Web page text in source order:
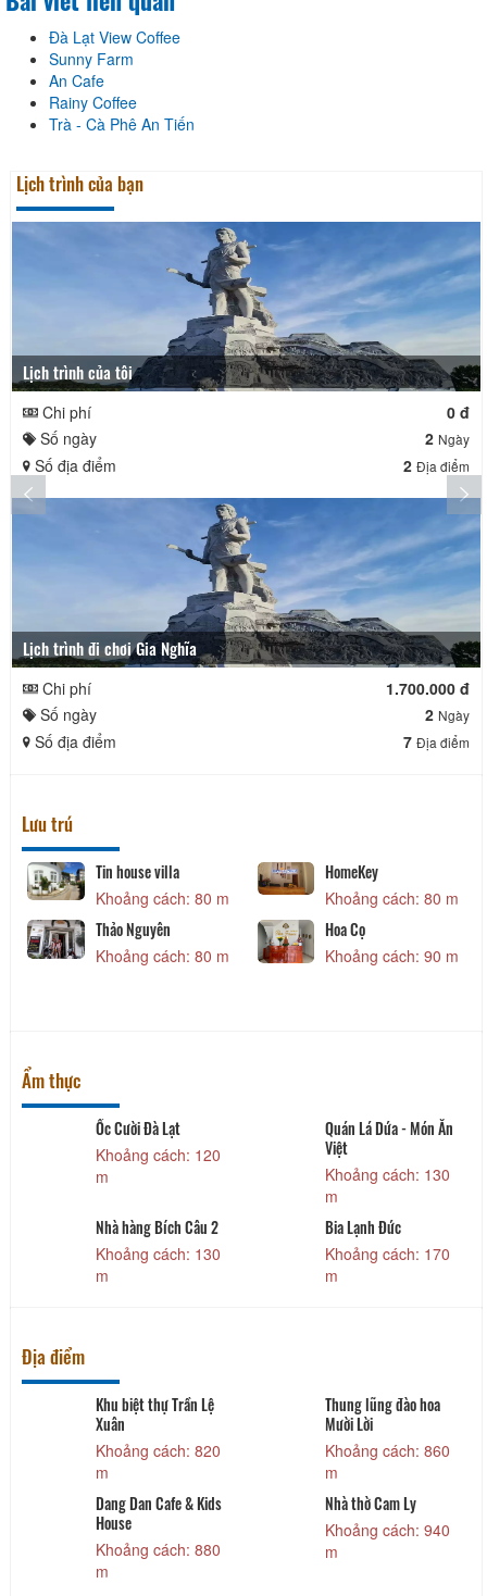
Đà Lạt View Coffee
Sunny Farm
An Cafe
Rainy Coffee
Trà - Cà Phê An Tiến
Lịch trình của bạn
Lịch trình của tôi
Chi phí
0 đ
Số ngày
2 Ngày
Số địa điểm 2 Địa điểm
Lịch trình đi chơi Gia Nghĩa
Chi phí
1.700.000 đ
Số ngày
2 Ngày
Số địa điểm 7 Địa điểm
Lưu trú
Tin house villa
Khoảng cách: 80 m
HomeKey
Khoảng cách: 80 m
Thảo Nguyên
Khoảng cách: 80 m
Hoa Cọ
Khoảng cách: 90 m
Ẩm thực
Ốc Cười Đà Lạt
Khoảng cách: 120
m
Quán Lá Dứa - Món Ăn
Việt
Khoảng cách: 130
m
Nhà hàng Bích Câu 2
Khoảng cách: 130
m
Bia Lạnh Đức
Khoảng cách: 170
m
Địa điểm
Khu biệt thự Trần Lệ
Xuân
Khoảng cách: 820
m
Thung lũng đào hoa
Mười Lời
Khoảng cách: 860
m
Dang Dan Cafe & Kids
House
Khoảng cách: 880
m
Nhà thờ Cam Ly
Khoảng cách: 940
m